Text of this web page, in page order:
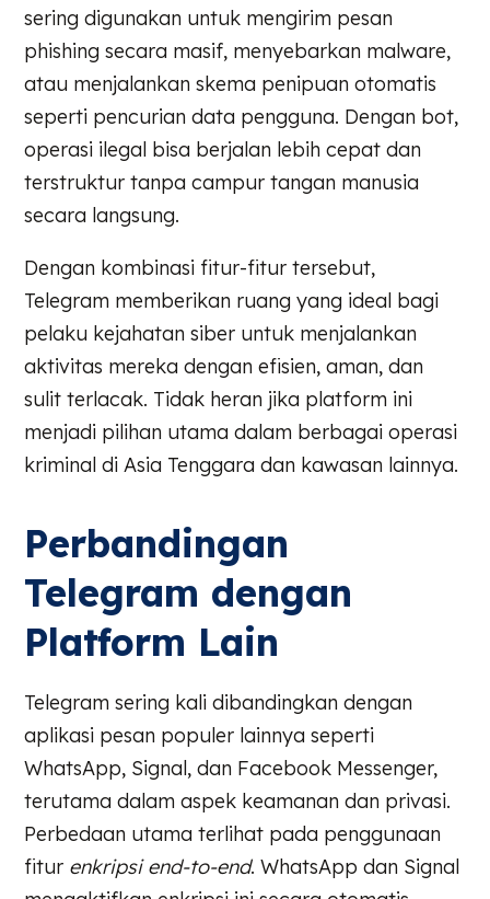
sering digunakan untuk mengirim pesan
phishing secara masif, menyebarkan malware,
atau menjalankan skema penipuan otomatis
seperti pencurian data pengguna. Dengan bot,
operasi ilegal bisa berjalan lebih cepat dan
terstruktur tanpa campur tangan manusia
secara langsung.
Dengan kombinasi fitur-fitur tersebut,
Telegram memberikan ruang yang ideal bagi
pelaku kejahatan siber untuk menjalankan
aktivitas mereka dengan efisien, aman, dan
sulit terlacak. Tidak heran jika platform ini
menjadi pilihan utama dalam berbagai operasi
kriminal di Asia Tenggara dan kawasan lainnya.
Perbandingan
Telegram dengan
Platform Lain
Telegram sering kali dibandingkan dengan
aplikasi pesan populer lainnya seperti
WhatsApp, Signal, dan Facebook Messenger,
terutama dalam aspek keamanan dan privasi.
Perbedaan utama terlihat pada penggunaan
fitur enkripsi end-to-end. WhatsApp dan Signal